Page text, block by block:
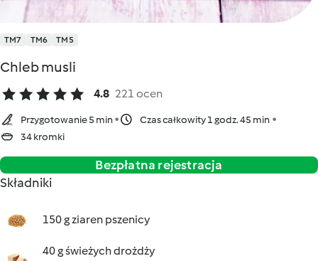
TM7 TM6 TM5
Chleb musli
4.8 221 ocen
Przygotowanie 5 min
Czas całkowity 1 godz. 45 min
34 kromki
Bezpłatna rejestracja
Składniki
150 g ziaren pszenicy
40 g świeżych drożdży